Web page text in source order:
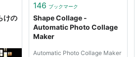
けの
146 ブックマーク
Shape Collage -
Automatic Photo Collage
Maker
Automatic Photo Collage Maker